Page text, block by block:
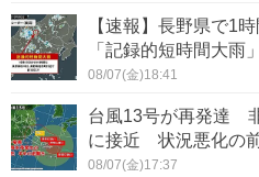
【速報】長野県で1
「記録的短時間大雨
08/07(金)18:41
台風13号が再発達
に接近 状況悪化の
08/07(金)17:37